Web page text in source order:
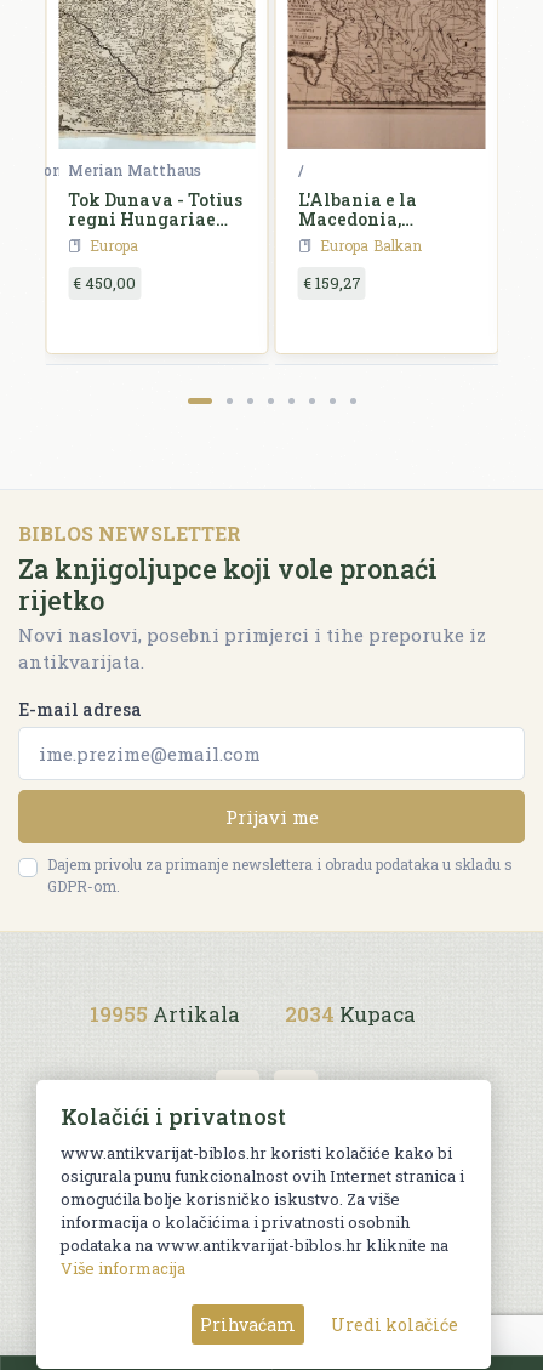
Jaillot Alexis Hubert; Sanson d'Abbeville Nicolas
Merian Matthaus
Tok Dunava - Totius
regni Hungariae
maximaeque partis
Danubii Fluminis,
una cum
adjacentibus et
Europa
€ 450,00
/
L'Albania e la
Macedonia,
Dalmazia...
Europa Balkan
€ 159,27
BIBLOS NEWSLETTER
Za knjigoljupce koji vole pronaći
rijetko
Novi naslovi, posebni primjerci i tihe preporuke iz
antikvarijata.
E-mail adresa
Prijavi me
Dajem privolu za primanje newslettera i obradu podataka u skladu s
GDPR-om.
19955 Artikala 2034 Kupaca
Uvjeti kupnje
© Sva prava pridržana. Web by
Kolačići i privatnost
www.antikvarijat-biblos.hr koristi kolačiće kako bi
osigurala punu funkcionalnost ovih Internet stranica i
omogućila bolje korisničko iskustvo. Za više
informacija o kolačićima i privatnosti osobnih
podataka na www.antikvarijat-biblos.hr kliknite na
Više informacija
Prihvaćam Uredi kolačiće